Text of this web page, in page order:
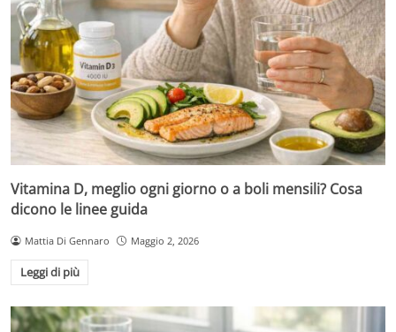
Vitamina D, meglio ogni giorno o a boli mensili? Cosa
dicono le linee guida
Mattia Di Gennaro Maggio 2, 2026
Leggi di più